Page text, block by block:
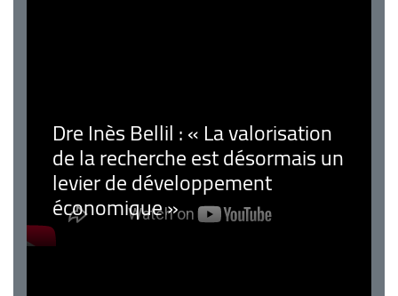
Dre Inès Bellil : « La valorisation
de la recherche est désormais un
levier de développement
économique »